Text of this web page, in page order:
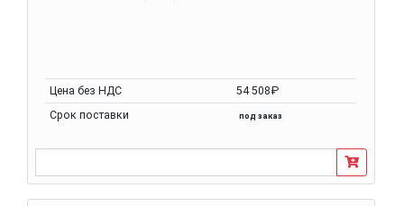
Цена без НДС
54 508₽
Срок поставки
под заказ